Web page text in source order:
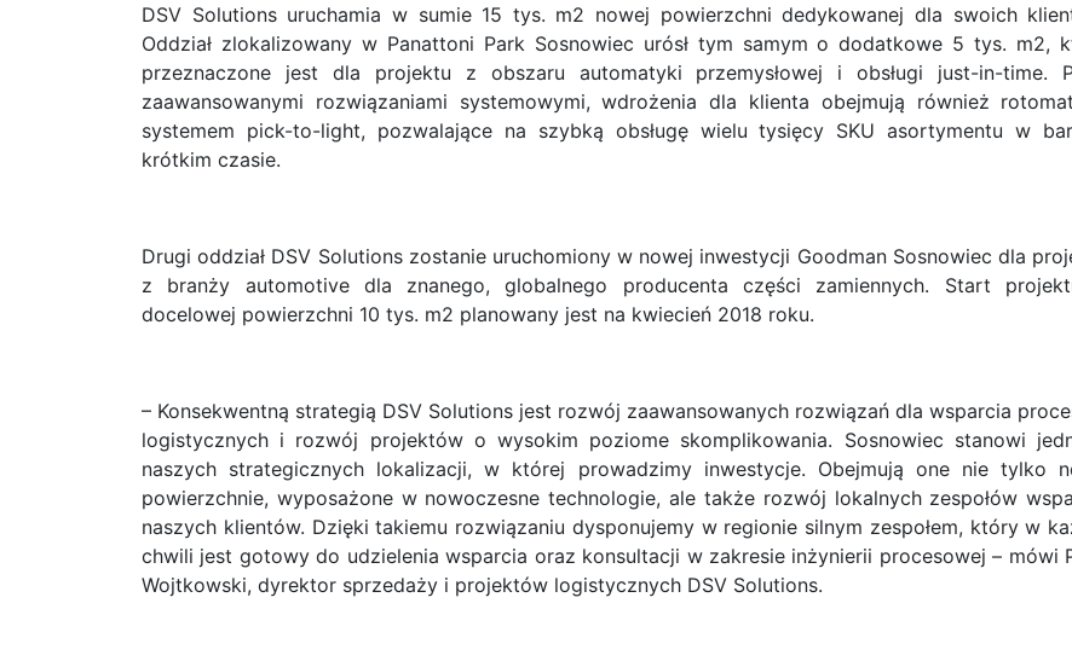
DSV Solutions uruchamia w sumie 15 tys. m2 nowej powierzchni dedykowanej dla swoich
Oddział zlokalizowany w Panattoni Park Sosnowiec urósł tym samym o dodatkowe 5 tys. m2,
przeznaczone jest dla projektu z obszaru automatyki przemysłowej i obsługi just-in-time.
zaawansowanymi rozwiązaniami systemowymi, wdrożenia dla klienta obejmują również
systemem pick-to-light, pozwalające na szybką obsługę wielu tysięcy SKU asortymentu w
krótkim czasie.
Drugi oddział DSV Solutions zostanie uruchomiony w nowej inwestycji Goodman Sosnowiec dla
z branży automotive dla znanego, globalnego producenta części zamiennych. Start
docelowej powierzchni 10 tys. m2 planowany jest na kwiecień 2018 roku.
– Konsekwentną strategią DSV Solutions jest rozwój zaawansowanych rozwiązań dla wsparcia
logistycznych i rozwój projektów o wysokim poziome skomplikowania. Sosnowiec stanowi
naszych strategicznych lokalizacji, w której prowadzimy inwestycje. Obejmują one nie tylko
powierzchnie, wyposażone w nowoczesne technologie, ale także rozwój lokalnych zespołów
naszych klientów. Dzięki takiemu rozwiązaniu dysponujemy w regionie silnym zespołem, który w
chwili jest gotowy do udzielenia wsparcia oraz konsultacji w zakresie inżynierii procesowej – mówi
Wojtkowski, dyrektor sprzedaży i projektów logistycznych DSV Solutions.